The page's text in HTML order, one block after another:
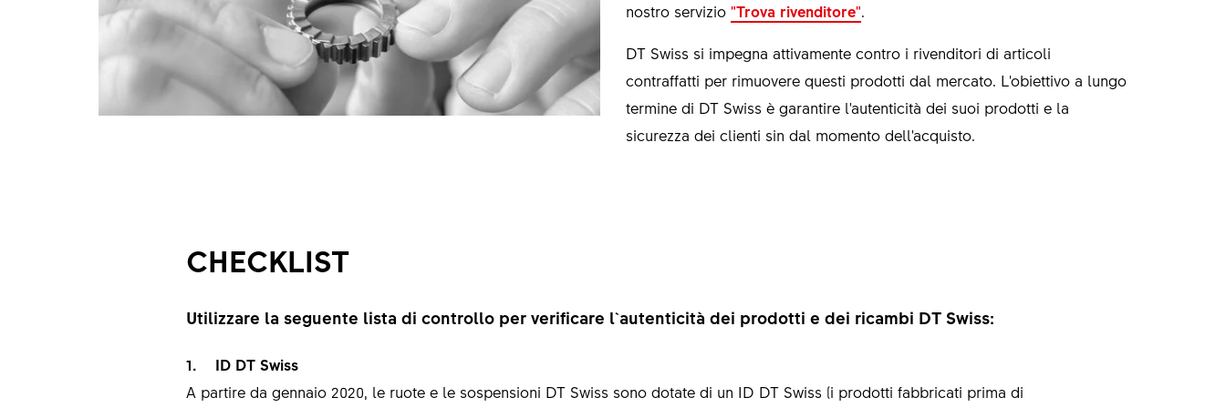
nostro servizio "Trova rivenditore".
DT Swiss si impegna attivamente contro i rivenditori di articoli
contraffatti per rimuovere questi prodotti dal mercato. L'obiettivo a lungo
termine di DT Swiss è garantire l'autenticità dei suoi prodotti e la
sicurezza dei clienti sin dal momento dell'acquisto.
CHECKLIST
Utilizzare la seguente lista di controllo per verificare l`autenticità dei prodotti e dei ricambi DT Swiss:
1. ID DT Swiss
A partire da gennaio 2020, le ruote e le sospensioni DT Swiss sono dotate di un ID DT Swiss (i prodotti fabbricati prima di